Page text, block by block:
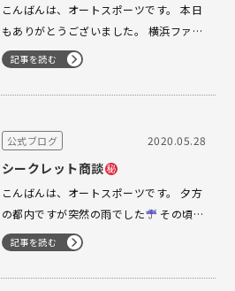
こんばんは、オートスポーツです。 本日
もありがとうございました。 横浜ファク
トリーには、ご予約を頂いてました D様
がいらしゃいました。 ありがとうござい
ました。 しっかりメンテナンスされてき
記事を読む
公式ブログ 2020.05.28
シークレット商談
こんばんは、オートスポーツです。 夕方
の都内ですが突然の雨でした
六本木の駐車場にてシークレット商談
が始まってました。 Dr.M様 お仕事でお
疲れのところありがとうございました。
記事を読む